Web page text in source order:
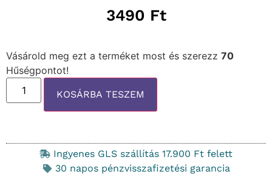
3490 Ft
Vásárold meg ezt a terméket most és szerezz 70
Hűségpontot!
KOSÁRBA TESZEM
Ingyenes GLS szállítás 17.900 Ft felett
30 napos pénzvisszafizetési garancia